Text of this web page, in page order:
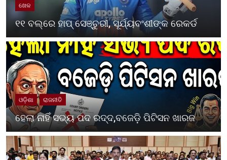
ଖେଳ
୧୧ ବଲ୍‌ରେ ହାପ୍ ସେଞ୍ଚୁରୀ, ସୂର୍ଯ୍ୟବଂଶୀଙ୍କ ରେକର୍ଡ
ଓଡ଼ିଶା ରାଜନୀତି
ହେଲା ନାହିଁ ସଭ୍ୟ ପଦ ରଦ୍ଦ,ବଜେଡ଼ି ପିଟିସନ ଖାରଜ